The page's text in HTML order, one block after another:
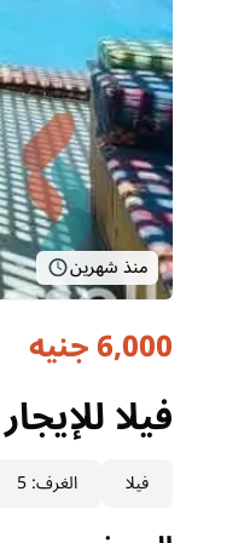
منذ شهرين
فيلا
مطروح,
6,000 جنيه
فيلا
فيلا الغرف:
5